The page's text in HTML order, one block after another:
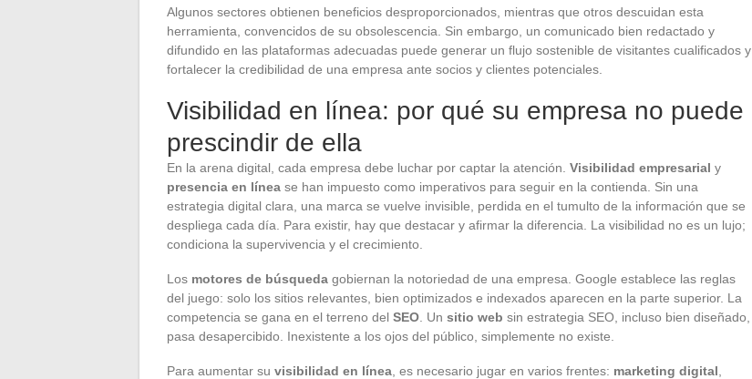
Algunos sectores obtienen beneficios desproporcionados, mientras que otros descuidan esta
herramienta, convencidos de su obsolescencia. Sin embargo, un comunicado bien redactado y
difundido en las plataformas adecuadas puede generar un flujo sostenible de visitantes cualificados y
fortalecer la credibilidad de una empresa ante socios y clientes potenciales.
Visibilidad en línea: por qué su empresa no puede
prescindir de ella
En la arena digital, cada empresa debe luchar por captar la atención. Visibilidad empresarial y
presencia en línea se han impuesto como imperativos para seguir en la contienda. Sin una
estrategia digital clara, una marca se vuelve invisible, perdida en el tumulto de la información que se
despliega cada día. Para existir, hay que destacar y afirmar la diferencia. La visibilidad no es un lujo;
condiciona la supervivencia y el crecimiento.
Los motores de búsqueda gobiernan la notoriedad de una empresa. Google establece las reglas
del juego: solo los sitios relevantes, bien optimizados e indexados aparecen en la parte superior. La
competencia se gana en el terreno del SEO . Un sitio web sin estrategia SEO, incluso bien diseñado,
pasa desapercibido. Inexistente a los ojos del público, simplemente no existe.
Para aumentar su visibilidad en línea , es necesario jugar en varios frentes: marketing digital